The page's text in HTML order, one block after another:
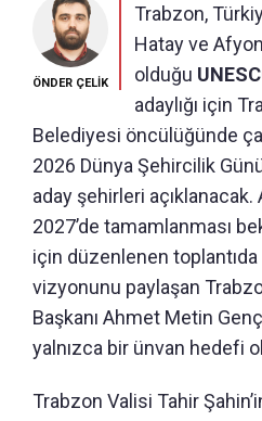
ÖNDER ÇELİK
Trabzon,
Hatay ve
olduğu
adaylığı için
Belediyesi öncülüğünde
2026 Dünya Şehircilik
aday şehirleri
2027’de tamamlanması
için düzenlenen
vizyonunu paylaşan
Başkanı Ahmet Metin
yalnızca bir ünvan hedefi
Trabzon Valisi Tahir